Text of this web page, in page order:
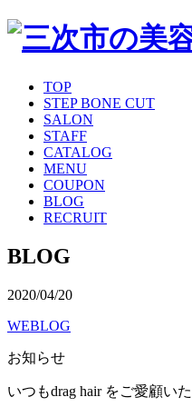
TOP
STEP BONE CUT
SALON
STAFF
CATALOG
MENU
COUPON
BLOG
RECRUIT
BLOG
2020/04/20
WEBLOG
お知らせ
いつもdrag hair をご愛顧い